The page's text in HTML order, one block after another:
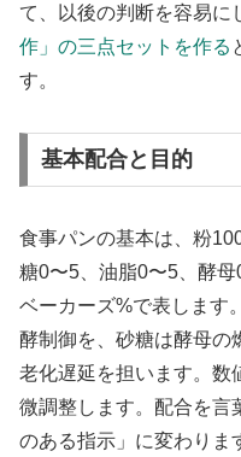
て、以後の判断を容易に
作」の三点セットを作る
す。
基本配合と目的
食事パンの基本は、粉
糖0〜5、油脂0〜5、酵
ベーカーズ%で表します
酵制御を、砂糖は酵母の
老化遅延を担います。数
微調整します。配合を言
のある指示」に変わりま